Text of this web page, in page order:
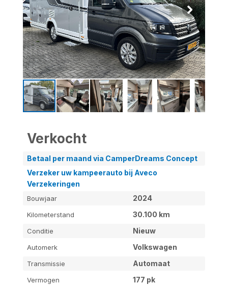
Verkocht
Betaal per maand via CamperDreams Concept
Verzeker uw kampeerauto bij Aveco
Verzekeringen
Bouwjaar 2024
Kilometerstand 30.100 km
Conditie Nieuw
Automerk Volkswagen
Transmissie Automaat
Vermogen 177 pk